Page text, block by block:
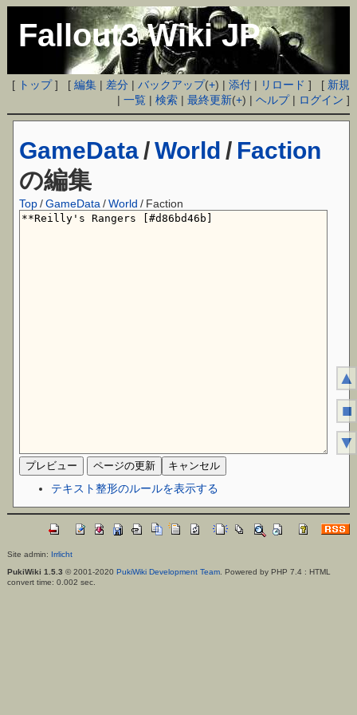
Fallout3 Wiki JP
[ トップ] [編集 | 差分 |バックアップ(+) |添付 | リロード ] [ 新規
|一覧 |検索 |最終更新(+) |ヘルプ| ログイン ]
GameData /World / Faction
の編集
Top /GameData /World / Faction
テキスト整形のルールを表示する
Site admin: Irrlicht
PukiWiki 1.5.3 © 2001-2020 PukiWiki Development Team. Powered by PHP 7.4 : HTML
convert time: 0.002 sec.
▲
■
▼